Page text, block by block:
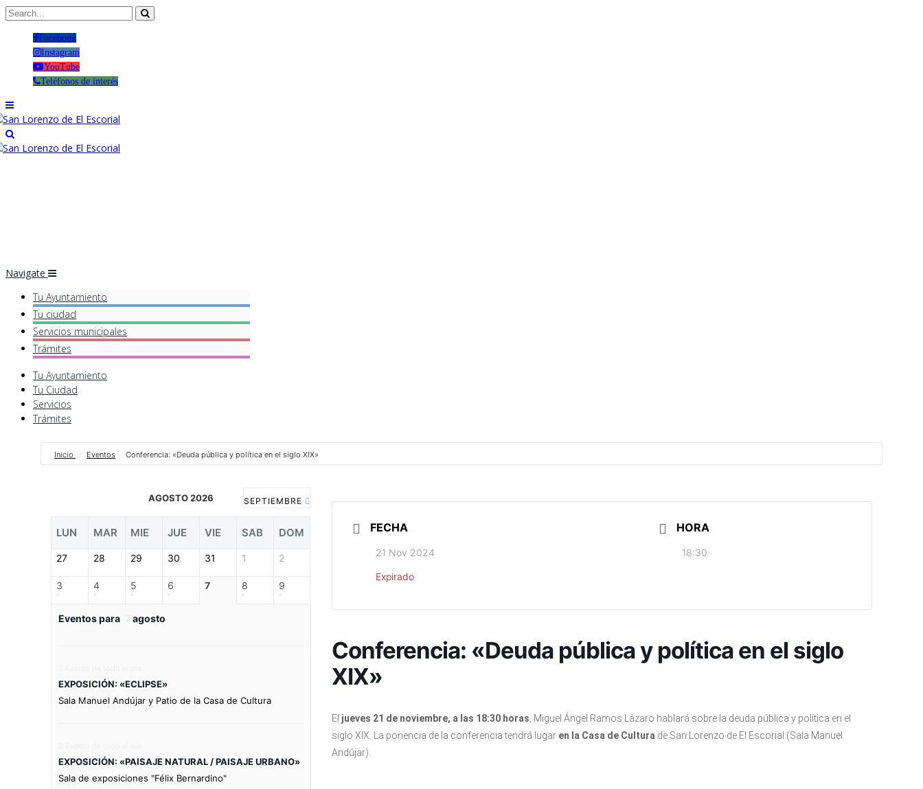
Facebook
Instagram
YouTube
Teléfonos de interés
Navigate
Tu Ayuntamiento
Tu ciudad
Servicios municipales
Trámites
Tu Ayuntamiento
Tu Ciudad
Servicios
Trámites
Inicio Eventos Conferencia: «Deuda pública y política en el siglo XIX»
AGOSTO 2026 SEPTIEMBRE
LUN MAR MIE JUE VIE SAB DOM
27 28 29 30 31 1 2
3 4 5 6 7 8 9
Eventos para agosto
EXPOSICIÓN: «ECLIPSE»
Sala Manuel Andújar y Patio de la Casa de Cultura
EXPOSICIÓN: «PAISAJE NATURAL / PAISAJE URBANO»
Sala de exposiciones "Félix Bernardino"
FECHA
21 Nov 2024
Expirado
HORA
18:30
Conferencia: «Deuda pública y política en el siglo
XIX»
El jueves 21 de noviembre, a las 18:30 horas , Miguel Ángel Ramos Lázaro hablará sobre la deuda pública y política en el
siglo XIX. La ponencia de la conferencia tendrá lugar en la Casa de Cultura de San Lorenzo de El Escorial (Sala Manuel
Andújar).